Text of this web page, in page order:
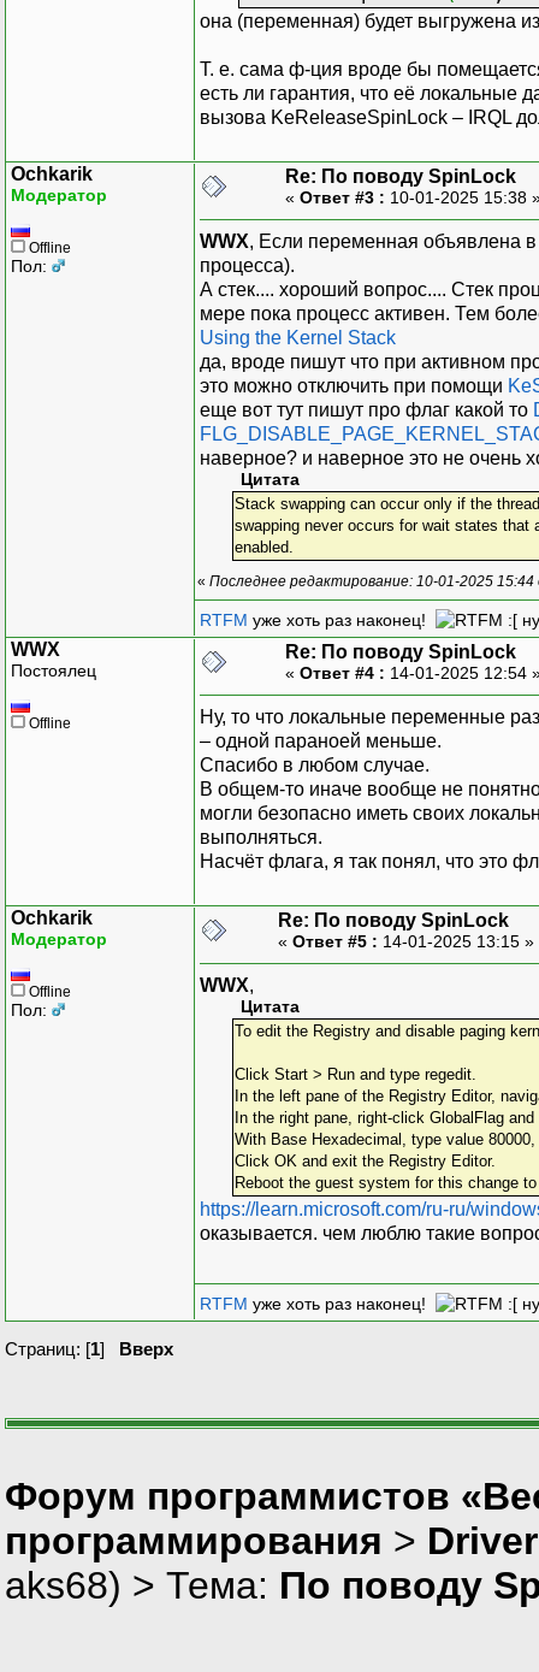
она (переменная) будет выгружена
Т. е. сама ф-ция вроде бы
есть ли гарантия, что её локальные
вызова KeReleaseSpinLock – IRQL
Ochkarik
Модератор
Offline
Пол:
Re: По поводу SpinLock
« Ответ #3 : 10-01-2025 15:38
WWX, Если переменная объявлена в
процесса).
А стек.... хороший вопрос.... Стек
мере пока процесс активен. Тем
Using the Kernel Stack
да, вроде пишут что при активном
это можно отключить при помощи
еще вот тут пишут про флаг какой то
наверное? и наверное это не очень
Цитата
Stack swapping can occur only if the
swapping never occurs for wait states that
enabled.
« Последнее редактирование: 10-01-2025
RTFM уже хоть раз наконец! :[
WWX
Постоялец
Offline
Re: По поводу SpinLock
« Ответ #4 : 14-01-2025 12:54
Ну, то что локальные переменные
– одной параноей меньше.
Спасибо в любом случае.
В общем-то иначе вообще не
могли безопасно иметь своих
выполняться.
Насчёт флага, я так понял, что это
Ochkarik
Модератор
Offline
Пол:
Re: По поводу SpinLock
« Ответ #5 : 14-01-2025 13:15 »
WWX,
Цитата
To edit the Registry and disable paging
Click Start > Run and type regedit.
In the left pane of the Registry Editor,
In the right pane, right‐click GlobalFlag
With Base Hexadecimal, type value
Click OK and exit the Registry Editor.
Reboot the guest system for this change
https://learn.microsoft.com/ru-ru/
оказывается. чем люблю такие
RTFM уже хоть раз наконец! :[
Страниц: [1] Вверх
Форум программистов
программирования >
aks68) > Тема: По поводу